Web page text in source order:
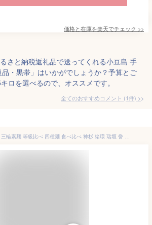
価格と在庫を楽天でチェック >>
さと納税返礼品で送ってくれる小豆島 手
・黒帯」はいかがでしょうか？予算とご
ロを選べるので、オススメです。
全てのおすすめコメント (1件) >
【ふるさと納税】三輪素麺 等級比べ 四種麺 食べ比べ 神杉 緒環 瑞垣 誉 800g（50g×16 束）／ 木箱 素麺 そうめん 高級 中元 歳暮 ギフト 奈良 人気 贈り物 御挨拶 内祝い 御祝い